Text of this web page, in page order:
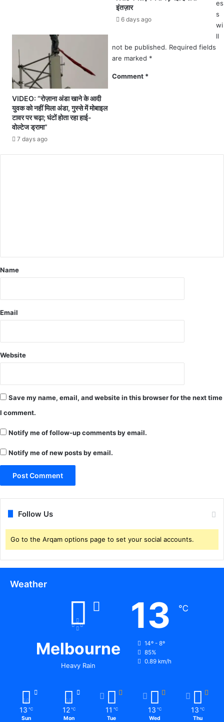
अ
के
वि
रो
भू
औ
फ
ल
चा
ने
क
त
न
ख
वा
ली
इंतज़ार
6 days ago
VIDEO: “रोज़ाना अंडा खाने के आदी
युवक को नहीं मिला अंडा, गुस्से में मोबाइल
टावर पर चढ़ा; घंटों होता रहा हाई-
वोल्टेज ड्रामा”
7 days ago
es
s
wi
ll
not be published. Required fields
are marked *
Comment *
Name
Email
Website
Save my name, email, and website in this browser for the next time
I comment.
Notify me of follow-up comments by email.
Notify me of new posts by email.
Follow Us
Go to the Arqam options page to set your social accounts.
Weather
Melbourne
Heavy Rain
13 ℃
14º - 8º
85%
0.89 km/h
13 ℃
Sun
12 ℃
Mon
11 ℃
Tue
13 ℃
Wed
13 ℃
Thu